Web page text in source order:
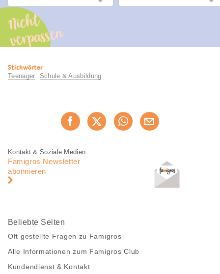
Nicht
verpassen
Nützliche
Informationen
Stichwörter
Teenager Schule & Ausbildung
Jetzt weiterempfehlen
Fusszeile
Fusszeile
Navigation
Kontakt & Soziale Medien
Famigros Newsletter
abonnieren
Beliebte Seiten
Oft gestellte Fragen zu Famigros
Alle Informationen zum Famigros Club
Kundendienst & Kontakt